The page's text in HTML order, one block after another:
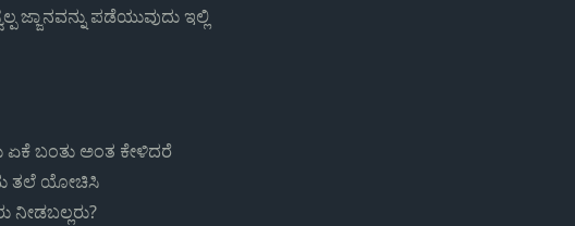
ಜ್ಜಾನವನ್ನು ಪಡೆಯುವುದು ಇಲ್ಲಿ
ಬಂತು ಅಂತ ಕೇಳಿದರೆ
ತಲೆ ಯೋಚಿಸಿ